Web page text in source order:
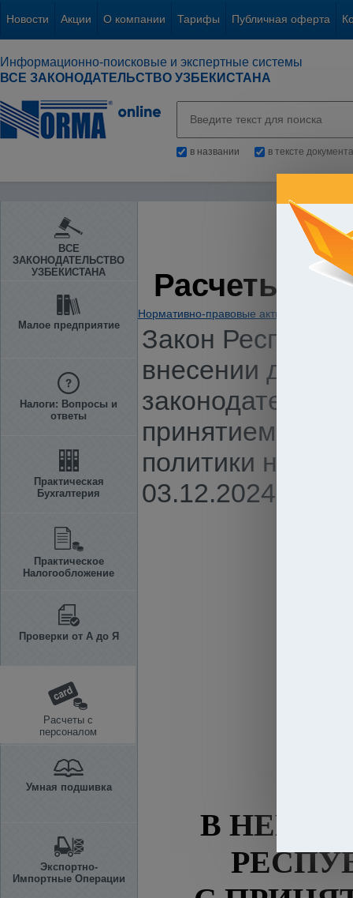
Новости Акции О компании Тарифы Публичная оферта
Информационно-поисковые и экспертные системы
ВСЕ ЗАКОНОДАТЕЛЬСТВО УЗБЕКИСТАНА
в названии в тексте документа
ВСЕ
ЗАКОНОДАТЕЛЬСТВО
УЗБЕКИСТАНА
Малое предприятие
Налоги: Вопросы и
ответы
Практическая
Бухгалтерия
Практическое
Налогообложение
Проверки от А до Я
Расчеты с
персоналом
Умная подшивка
Экспортно-
Импортные Операции
Расчеты с
Нормативно-правовые акты
Закон
внесении
принятием
политики на
03.12.2024 г.,
В